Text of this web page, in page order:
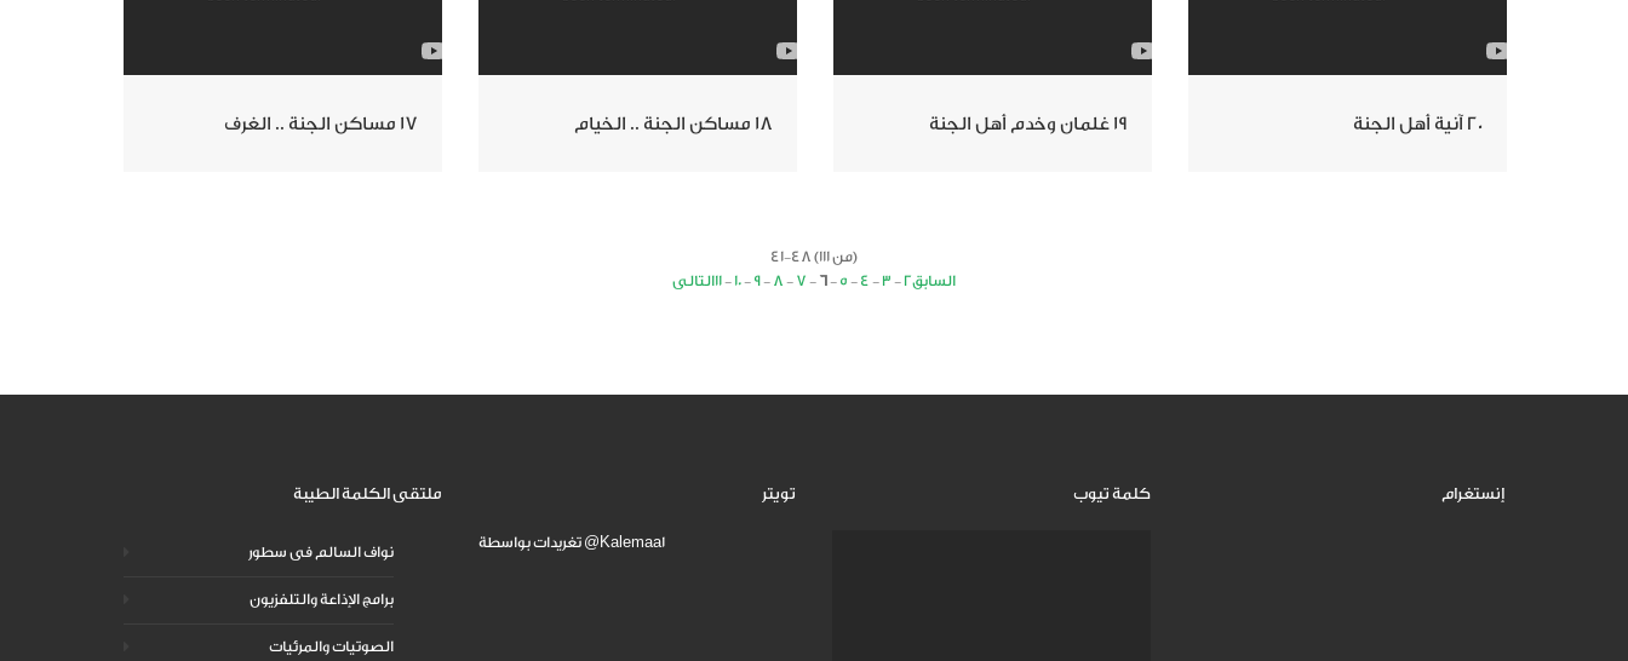
17 مساكن الجنة .. الغرف 18 مساكن الجنة .. الخيام 19 غلمان وخدم أهل الجنة 20 آنية أهل الجنة
41-48 (من 111)
السابق2
-
3
-
4
-
5
-
6
-
7
-
8
-
9
-
10
-
11التالى
ملتقى الكلمة الطيبة
نواف السالم فى سطور
برامج الإذاعة والتلفزيون
الصوتيات والمرئيات
تويتر
تغريدات بواسطة @Kalemaa1
كلمة تيوب إنستغرام